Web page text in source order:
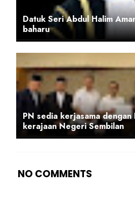
Datuk Seri Abdul Halim
baharu
PN sedia kerjasama dengan
kerajaan Negeri Sembilan
NO COMMENTS